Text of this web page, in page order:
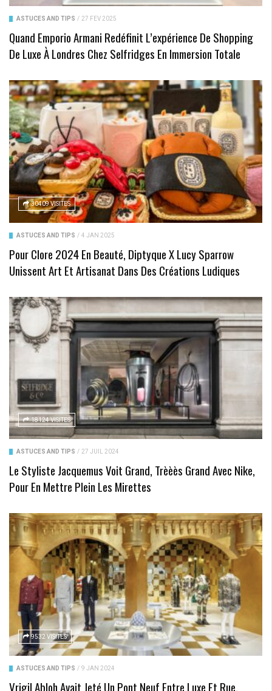
ASTUCES AND TIPS / 27 FÉV 2025
Quand Emporio Armani Redéfinit L’expérience De Shopping
De Luxe À Londres Chez Selfridges En Immersion Totale
30409 VISITES
ASTUCES AND TIPS / 4 JAN 2025
Pour Clore 2024 En Beauté, Diptyque X Lucy Sparrow
Unissent Art Et Artisanat Dans Des Créations Ludiques
18124 VISITES
ASTUCES AND TIPS / 27 JUIL 2024
Le Styliste Jacquemus Voit Grand, Trèèès Grand Avec Nike,
Pour En Mettre Plein Les Mirettes
9532 VISITES
ASTUCES AND TIPS / 9 JAN 2024
Vrigil Abloh Avait Jeté Un Pont Neuf Entre Luxe Et Rue,